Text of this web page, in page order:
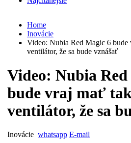
Home
Inovácie
Video: Nubia Red Magic 6
ventilátor, že sa bude vznášať
Video: Nubia
bude vraj mať
ventilátor, že sa
Inovácie whatsapp E-mail